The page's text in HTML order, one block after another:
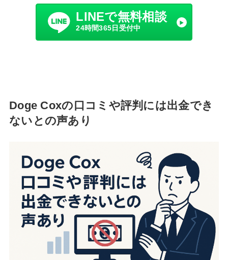
LINEで無料相談
24時間365日受付中
Doge Coxの口コミや評判には出金でき
ないとの声あり